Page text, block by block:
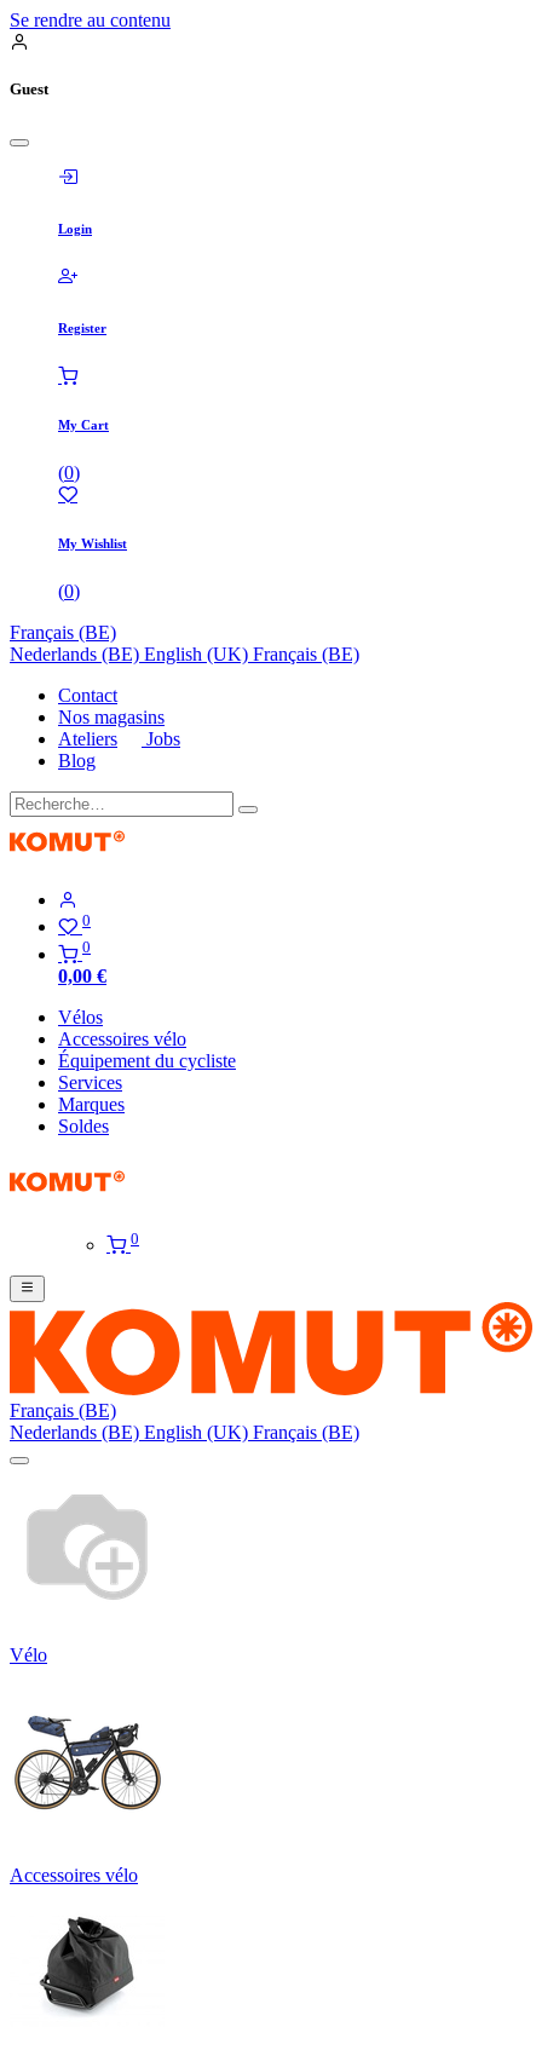
Se rendre au contenu
Guest
Login
Register
My Cart
(0)
My Wishlist
(0)
Français (BE)
Nederlands (BE) English (UK) Français (BE)
Contact
Nos magasins
Ateliers
Jobs
Blog
0
0
0,00 €
Vélos
Accessoires vélo
Équipement du cycliste
Services
Marques
Soldes
0
Français (BE)
Nederlands (BE) English (UK) Français (BE)
Vélo
Accessoires vélo